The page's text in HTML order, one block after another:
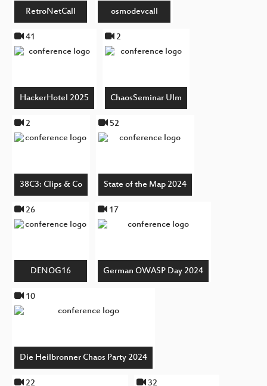
RetroNetCall osmodevcall
41
HackerHotel 2025
2
ChaosSeminar Ulm
2
38C3: Clips & Co
52
State of the Map 2024
26
DENOG16
17
German OWASP Day 2024
10
Die Heilbronner Chaos Party 2024
22 32